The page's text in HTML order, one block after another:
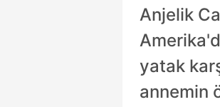
Anjelik
yatak
annemin